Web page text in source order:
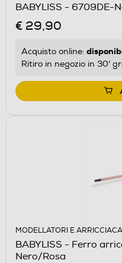
BABYLISS - 6709DE-
€ 29,90
Acquisto online:
Ritiro in negozio in 30'
MODELLATORI E
BABYLISS - Ferro
Nero/Rosa